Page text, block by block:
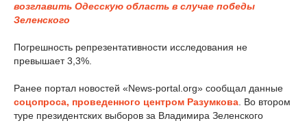
возглавить Одесскую область в случае победы
Зеленского
Погрешность репрезентативности исследования не
превышает 3,3%.
Ранее портал новостей «News-portal.org» сообщал данные
соцопроса, проведенного центром Разумкова . Во втором
туре президентских выборов за Владимира Зеленского